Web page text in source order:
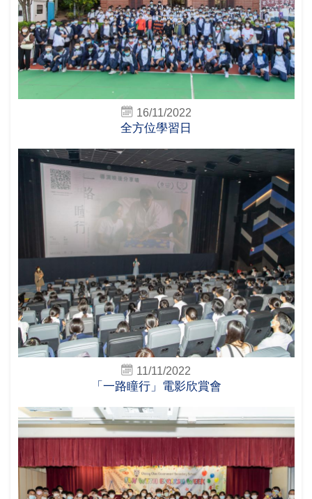
16/11/2022
全方位學習日
11/11/2022
「一路瞳行」電影欣賞會